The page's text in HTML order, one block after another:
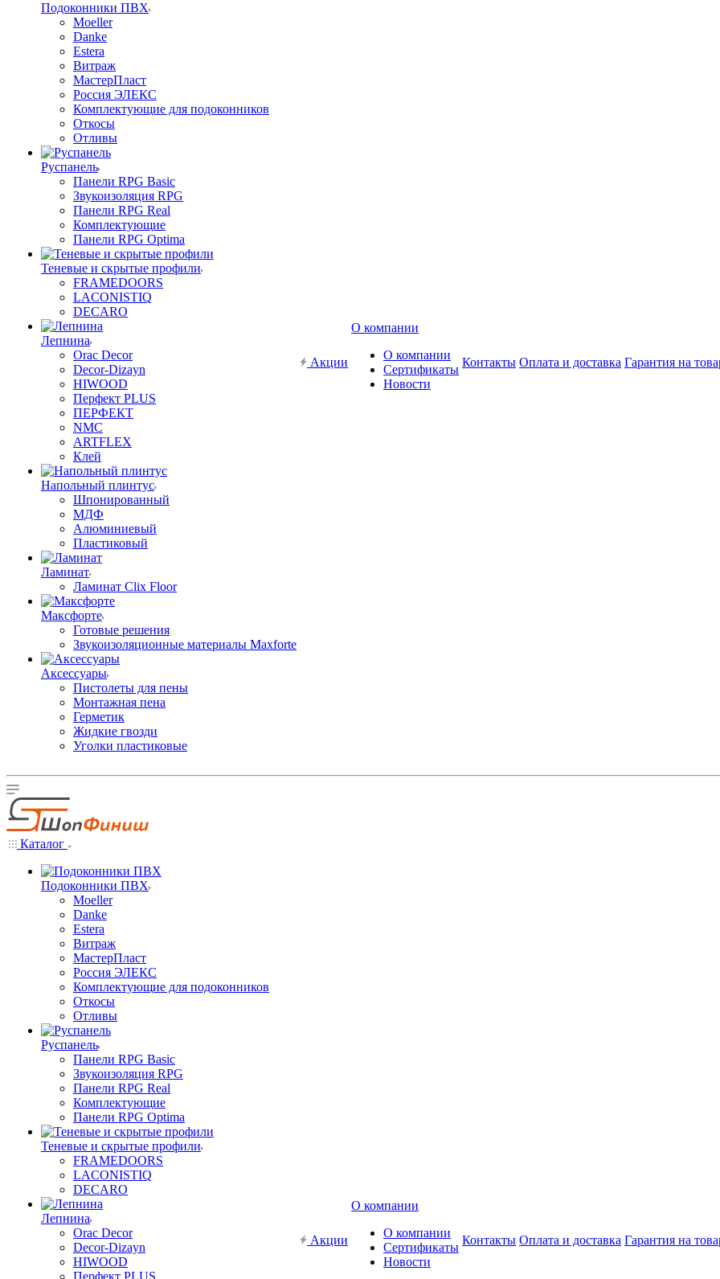
Подоконники ПВХ
Moeller
Danke
Estera
Витраж
МастерПласт
Россия ЭЛЕКС
Комплектующие для подоконников
Откосы
Отливы
Руспанель
Панели RPG Basic
Звукоизоляция RPG
Панели RPG Real
Комплектующие
Панели RPG Optima
Теневые и скрытые профили
FRAMEDOORS
LACONISTIQ
DECARO
Лепнина
Orac Decor
Decor-Dizayn
HIWOOD
Перфект PLUS
ПЕРФЕКТ
NMC
ARTFLEX
Клей
Напольный плинтус
Шпонированный
МДФ
Алюминиевый
Пластиковый
Ламинат
Ламинат Clix Floor
Максфорте
Готовые решения
Звукоизоляционные материалы Maxforte
Аксессуары
Пистолеты для пены
Монтажная пена
Герметик
Жидкие гвозди
Уголки пластиковые
Акции
О компании
О компании
Сертификаты
Новости
Контакты Оплата и доставка Гарантия на
Каталог
Подоконники ПВХ
Moeller
Danke
Estera
Витраж
МастерПласт
Россия ЭЛЕКС
Комплектующие для подоконников
Откосы
Отливы
Руспанель
Панели RPG Basic
Звукоизоляция RPG
Панели RPG Real
Комплектующие
Панели RPG Optima
Теневые и скрытые профили
FRAMEDOORS
LACONISTIQ
DECARO
Лепнина
Orac Decor
Decor-Dizayn
HIWOOD
Перфект PLUS
Акции
О компании
О компании
Сертификаты
Новости
Контакты Оплата и доставка Гарантия на